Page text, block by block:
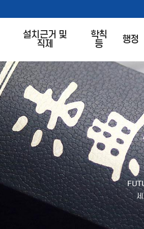
설치근거 및
직제
학칙
등
행정